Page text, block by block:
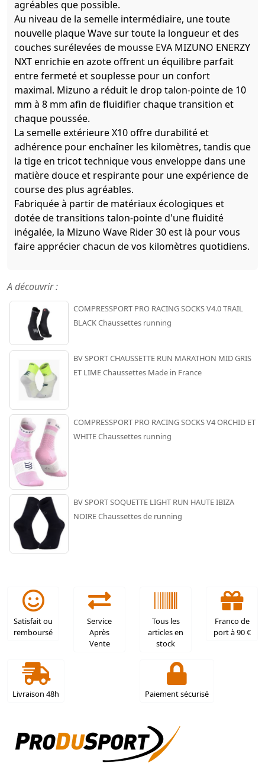
agréables que possible.
Au niveau de la semelle intermédiaire, une toute
nouvelle plaque Wave sur toute la longueur et des
couches surélevées de mousse EVA MIZUNO ENERZY
NXT enrichie en azote offrent un équilibre parfait
entre fermeté et souplesse pour un confort
maximal. Mizuno a réduit le drop talon-pointe de 10
mm à 8 mm afin de fluidifier chaque transition et
chaque poussée.
La semelle extérieure X10 offre durabilité et
adhérence pour enchaîner les kilomètres, tandis que
la tige en tricot technique vous enveloppe dans une
matière douce et respirante pour une expérience de
course des plus agréables.
Fabriquée à partir de matériaux écologiques et
dotée de transitions talon-pointe d'une fluidité
inégalée, la Mizuno Wave Rider 30 est là pour vous
faire apprécier chacun de vos kilomètres quotidiens.
A découvrir :
COMPRESSPORT PRO RACING SOCKS V4.0 TRAIL
BLACK Chaussettes running
BV SPORT CHAUSSETTE RUN MARATHON MID GRIS
ET LIME Chaussettes Made in France
COMPRESSPORT PRO RACING SOCKS V4 ORCHID ET
WHITE Chaussettes running
BV SPORT SOQUETTE LIGHT RUN HAUTE IBIZA
NOIRE Chaussettes de running
Satisfait ou
remboursé
Service
Après
Vente
Tous les
articles en
stock
Franco de
port à 90 €
Livraison 48h Paiement sécurisé